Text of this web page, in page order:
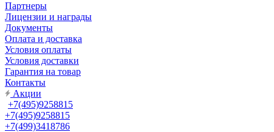
Партнеры
Лицензии и награды
Документы
Оплата и доставка
Условия оплаты
Условия доставки
Гарантия на товар
Контакты
Акции
+7(495)9258815
+7(495)9258815
+7(499)3418786